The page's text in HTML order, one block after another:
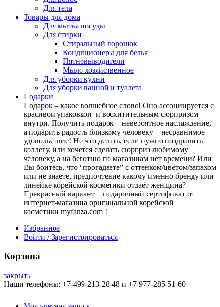
Для тела
Товары для дома
Для мытья посуды
Для стирки
Стиральный порошок
Кондиционеры для белья
Пятновыводители
Мыло хозяйственное
Для уборки кухни
Для уборки ванной и туалета
Подарки
Подарок – какое волшебное слово! Оно ассоциируется с
красивой упаковкой и восхитительным сюрпризом
внутри. Получить подарок – невероятное наслаждение,
а подарить радость близкому человеку – несравнимое
удовольствие! Но что делать, если нужно поздравить
коллегу, или хочется сделать сюрприз любимому
человеку, а на беготню по магазинам нет времени? Или
Вы боитесь, что “прогадаете” с оттенком/цветом/запахом
или не знаете, предпочтение какому именно бренду или
линейке корейской косметики отдаёт женщина?
Прекрасный вариант – подарочный сертификат от
интернет-магазина оригинальной корейской
косметики myfanza.com !
Избранное
Войти / Зарегистрироваться
Корзина
закрыть
Наши телефоны: +7-499-213-28-48 и +7-977-285-51-60